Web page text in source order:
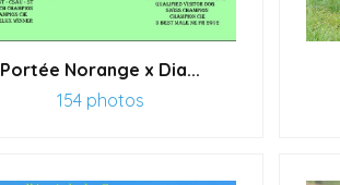
Portée Norange x Dia...
154 photos